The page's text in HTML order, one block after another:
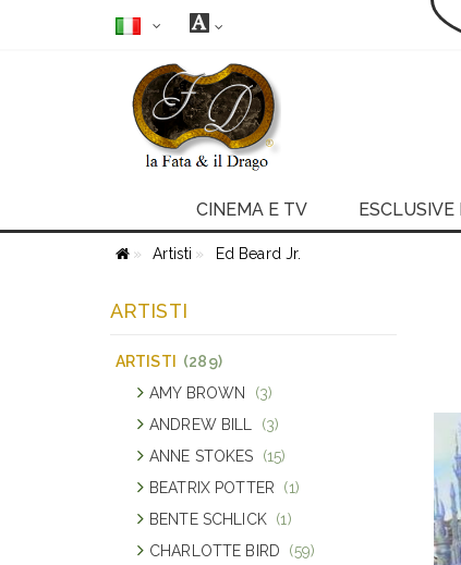
CINEMA E TV ESCLUSIVE
Artisti Ed Beard Jr.
ARTISTI
ARTISTI (289)
AMY BROWN (3)
ANDREW BILL (3)
ANNE STOKES (15)
BEATRIX POTTER (1)
BENTE SCHLICK (1)
CHARLOTTE BIRD (59)